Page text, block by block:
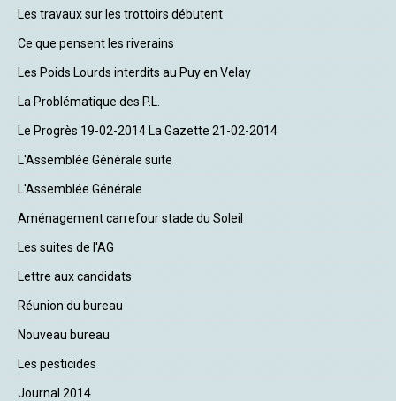
Les travaux sur les trottoirs débutent
Ce que pensent les riverains
Les Poids Lourds interdits au Puy en Velay
La Problématique des P.L.
Le Progrès 19-02-2014 La Gazette 21-02-2014
L'Assemblée Générale suite
L'Assemblée Générale
Aménagement carrefour stade du Soleil
Les suites de l'AG
Lettre aux candidats
Réunion du bureau
Nouveau bureau
Les pesticides
Journal 2014